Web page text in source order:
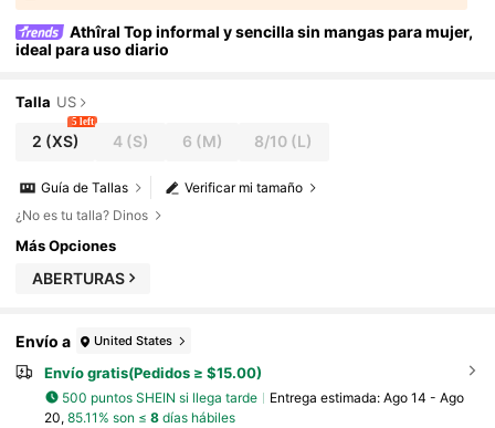
Athîral Top informal y sencilla sin mangas para mujer,
ideal para uso diario
Talla US
2 (XS)
5 left
4(S) 6 (M) 8/10 (L)
Verificar mi tamaño
Guía de Tallas
¿No es tu talla? Dinos
Más Opciones
ABERTURAS
Envío a United States
Envío gratis(Pedidos ≥ $15.00)
500 puntos SHEIN si llega tarde Entrega estimada: Ago 14 - Ago
20, 85.11% son ≤ 8días hábiles